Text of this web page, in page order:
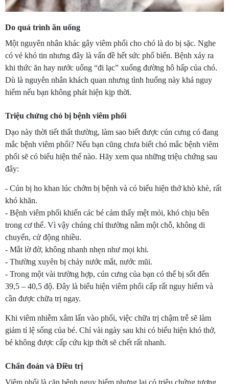
Do quá trình ăn uống
Một nguyên nhân khác gây viêm phổi cho chó là do bị sặc. Nghe
có vẻ khó tin nhưng đây là vấn đề hết sức phổ biến. Bệnh xảy ra
khi thức ăn hay nước uống “đi lạc” xuống đường hô hấp của chó.
Dù là nguyên nhân khách quan nhưng tình huống này khá nguy
hiểm nếu bạn không phát hiện kịp thời.
Triệu chứng chó bị bệnh viêm phổi
Dạo này thời tiết thất thường, làm sao biết được cún cưng có đang
mắc bệnh viêm phổi? Nếu bạn cũng chưa biết chó mắc bệnh viêm
phổi sẽ có biểu hiện thế nào. Hãy xem qua những triệu chứng sau
đây:
- Cún bị ho khan lúc chớm bị bệnh và có biểu hiện thở khò khè, rất
khó khăn.
- Bệnh viêm phổi khiến các bé cảm thấy mệt mỏi, khó chịu bên
trong cơ thể. Vì vậy chúng chỉ thường nằm một chỗ, không di
chuyển, cử động nhiều.
- Mắt lờ đờ, không nhanh nhẹn như mọi khi.
- Thường xuyên bị chảy nước mắt, nước mũi.
- Trong một vài trường hợp, cún cưng của bạn có thể bị sốt đến
39,5 – 40,5 độ. Đây là biểu hiện viêm phổi cấp rất nguy hiểm và
cần được chữa trị ngay.
Khi viêm nhiễm xâm lấn vào phổi, việc chữa trị chậm trễ sẽ làm
giảm tỉ lệ sống của bé. Chỉ vài ngày sau khi có biểu hiện khó thở,
bé không được cấp cứu kịp thời sẽ chết rất nhanh.
Chẩn đoán và Điều trị
Viêm phổi là căn bệnh nguy hiểm nhưng lại có triệu chứng tương